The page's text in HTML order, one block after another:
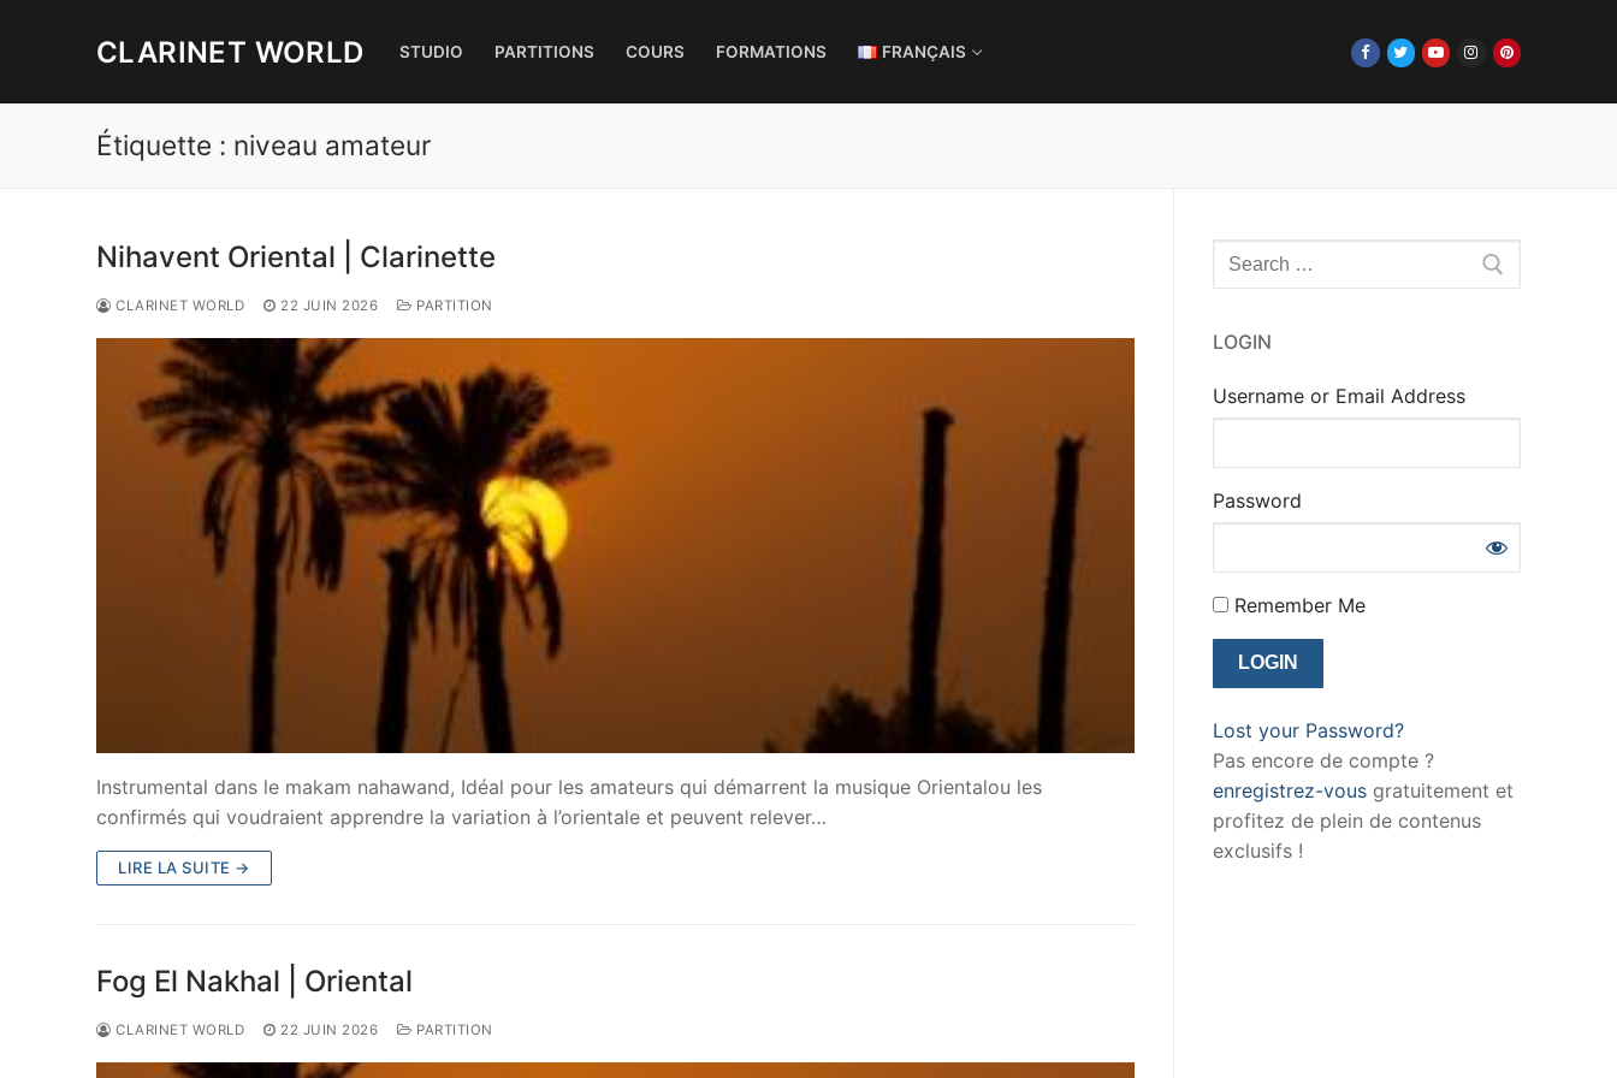
CLARINET WORLD STUDIO PARTITIONS COURS FORMATIONS FRANÇAIS
Étiquette : niveau amateur
Nihavent Oriental | Clarinette
CLARINET WORLD 22 JUIN 2026 PARTITION
Instrumental dans le makam nahawand, Idéal pour les amateurs qui démarrent la musique Orientalou les
confirmés qui voudraient apprendre la variation à l’orientale et peuvent relever…
LIRE LA SUITE →
Fog El Nakhal | Oriental
CLARINET WORLD 22 JUIN 2026 PARTITION
Rechercher
:
LOGIN
Username or Email Address
Password
Remember Me
Lost your Password?
Pas encore de compte ?
enregistrez-vous gratuitement et
profitez de plein de contenus
exclusifs !